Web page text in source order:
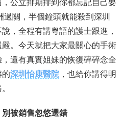
公立排期排到你都忘記自己要
關，半個鐘頭就能殺到深圳
，全程有講粵語的護士跟進，
。今天就把大家最關心的手術
還有真實姐妹的恢復碎碎念全
的深圳怡康醫院，也給你講得明
被銷售忽悠選錯